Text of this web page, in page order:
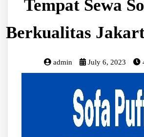
Tempat Sewa
Berkualitas
admin July 6, 2023